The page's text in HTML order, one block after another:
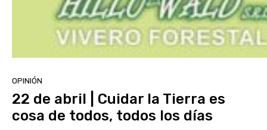
OPINIÓN
22 de abril | Cuidar la Tierra es
cosa de todos, todos los días